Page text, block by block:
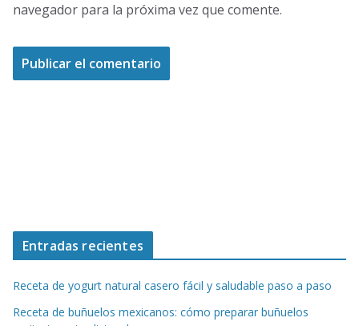
navegador para la próxima vez que comente.
Entradas recientes
Receta de yogurt natural casero fácil y saludable paso a paso
Receta de buñuelos mexicanos: cómo preparar buñuelos